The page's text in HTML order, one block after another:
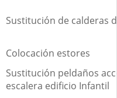
Sustitución de calderas
Colocación estores
Sustitución peldaños
escalera edificio Infantil